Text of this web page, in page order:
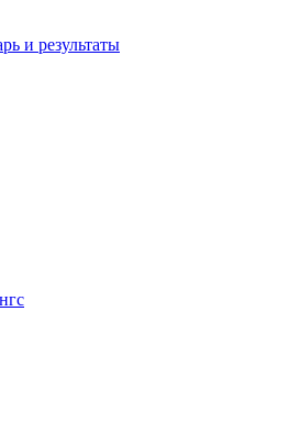
и результаты